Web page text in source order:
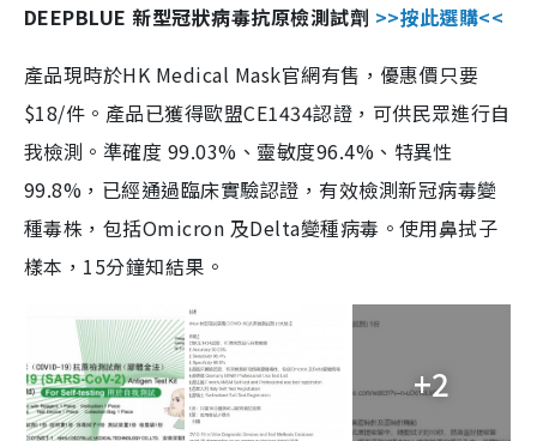
DEEPBLUE 新型冠狀病毒抗原檢測試劑 >>按此選購<<
產品現時於HK Medical Mask官網有售，優惠價只要
$18/件。產品已獲得歐盟CE1434認證，可供民眾進行自
我檢測。準確度 99.03%、靈敏度96.4%、特異性
99.8%，已經通過臨床實驗認證，有效檢測新冠病毒變
種毒株，包括Omicron 及Delta變種病毒。使用鼻拭子
樣本，15分鐘知結果。
+2